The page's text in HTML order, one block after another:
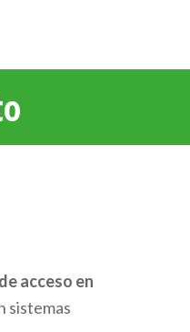
acceso en
sistemas